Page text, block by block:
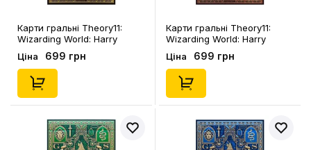
Карти гральні Theory11:
Wizarding World: Harry
Potter: Hogwarts: Hufflepuff
(Yellow), (120028)
Ціна 699 грн
Карти гральні Theory11:
Wizarding World: Harry
Potter: Hogwarts: Gryffindor
(Red), (120026)
Ціна 699 грн